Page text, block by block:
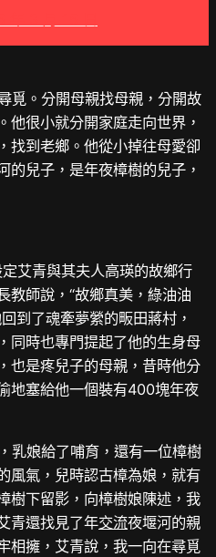
覓。分開母親找母親，分開故
他很小就分開家庭走向世界，
找到老鄉。他從小掉往母愛卻
的兒子，是年夜樟樹的兒子，
艾青與其夫人高瑛的故鄉行
教師說，“故鄉真美，綠油油
到了魂牽夢縈的畈田蔣村，
同時也專門提起了他的生身母
也是疼兒子的母親，昔時他分
地塞給他一個裝有400塊年夜
乳娘給了哺育，還有一位樟樹
風氣，兒時認古樟為娘，就有
樹下留影，向樟樹娘陳述，我
青還找見了年交流夜堰河的親
相擁，艾青說，我一向在尋覓